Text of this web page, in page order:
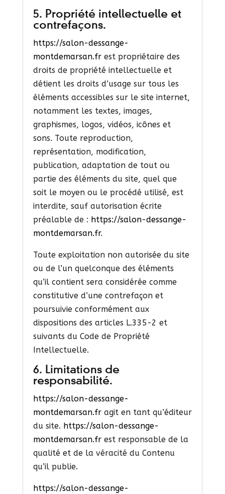
5. Propriété intellectuelle et
contrefaçons.
https://salon-dessange-
montdemarsan.fr est propriétaire des
droits de propriété intellectuelle et
détient les droits d’usage sur tous les
éléments accessibles sur le site internet,
notamment les textes, images,
graphismes, logos, vidéos, icônes et
sons. Toute reproduction,
représentation, modification,
publication, adaptation de tout ou
partie des éléments du site, quel que
soit le moyen ou le procédé utilisé, est
interdite, sauf autorisation écrite
préalable de : https://salon-dessange-
montdemarsan.fr.
Toute exploitation non autorisée du site
ou de l’un quelconque des éléments
qu’il contient sera considérée comme
constitutive d’une contrefaçon et
poursuivie conformément aux
dispositions des articles L.335-2 et
suivants du Code de Propriété
Intellectuelle.
6. Limitations de
responsabilité.
https://salon-dessange-
montdemarsan.fr agit en tant qu’éditeur
du site. https://salon-dessange-
montdemarsan.fr est responsable de la
qualité et de la véracité du Contenu
qu’il publie.
https://salon-dessange-